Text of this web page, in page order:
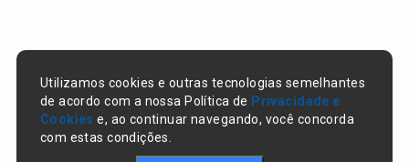
Utilizamos cookies e outras tecnologias semelhantes
de acordo com a nossa Política de Privacidade e
Cookies e, ao continuar navegando, você concorda
com estas condições.